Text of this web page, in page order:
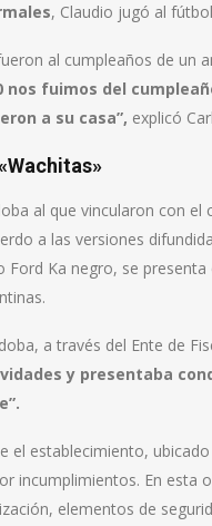
, Claudio jugó al
al cumpleaños de un
nos fuimos del
a su casa”, explicó
al que vincularon con
a las versiones
Ford Ka negro, se
a través del Ente de
y presentaba
el establecimiento,
incumplimientos. En esta
elementos de